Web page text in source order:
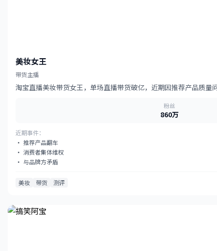
美妆女王
带货主播
淘宝直播美妆带货女王，单场直播带货破亿，近期因推荐产品质量
粉丝
860万
近期事件：
· 推荐产品翻车
· 消费者集体维权
· 与品牌方矛盾
美妆 带货 测评